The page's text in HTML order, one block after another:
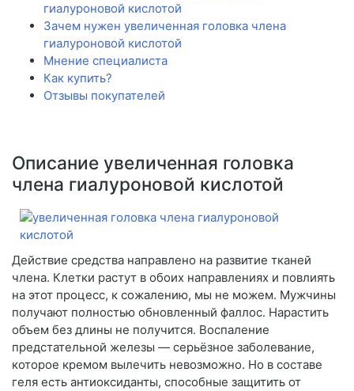
гиалуроновой кислотой
Зачем нужен увеличенная головка члена
гиалуроновой кислотой
Мнение специалиста
Как купить?
Отзывы покупателей
Описание увеличенная головка
члена гиалуроновой кислотой
Действие средства направлено на развитие тканей
члена. Клетки растут в обоих направлениях и повлиять
на этот процесс, к сожалению, мы не можем. Мужчины
получают полностью обновленный фаллос. Нарастить
объем без длины не получится. Воспаление
предстательной железы — серьёзное заболевание,
которое кремом вылечить невозможно. Но в составе
геля есть антиоксиданты, способные защитить от